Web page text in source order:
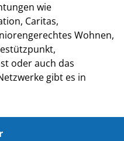
wie
Caritas,
Wohnen,
oder auch das
gibt es in